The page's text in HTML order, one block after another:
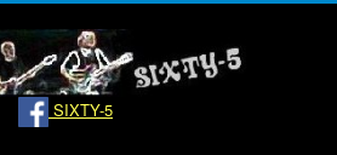
SIXTY-5